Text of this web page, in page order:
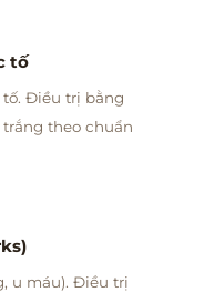
tố
Điều trị bằng
theo chuẩn
u máu). Điều trị